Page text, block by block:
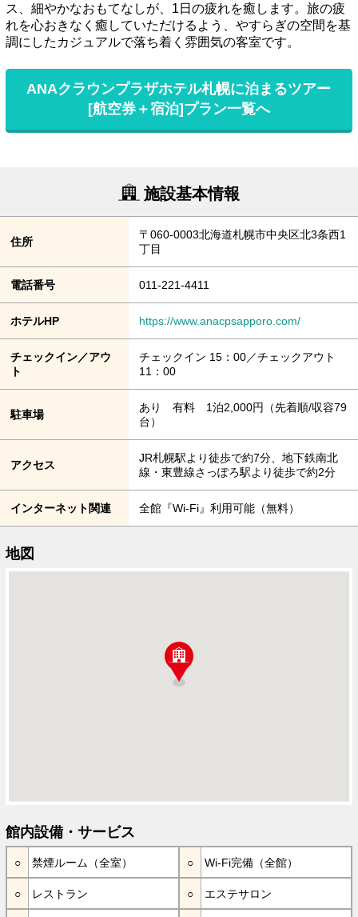
ス、細やかなおもてなしが、1日の疲れを癒します。旅の疲
れを心おきなく癒していただけるよう、やすらぎの空間を基
調にしたカジュアルで落ち着く雰囲気の客室です。
ANAクラウンプラザホテル札幌に泊まるツアー
[航空券＋宿泊]プラン一覧へ
施設基本情報
住所
〒060-0003北海道札幌市中央区北3条西1
丁目
電話番号 011-221-4411
ホテルHP https://www.anacpsapporo.com/
チェックイン／アウ
ト
チェックイン 15：00／チェックアウト
11：00
駐車場
あり 有料 1泊2,000円（先着順/収容79
台）
アクセス
JR札幌駅より徒歩で約7分、地下鉄南北
線・東豊線さっぽろ駅より徒歩で約2分
インターネット関連 全館『Wi-Fi』利用可能（無料）
地図
館内設備・サービス
禁煙ルーム（全室） Wi-Fi完備（全館）
レストラン エステサロン